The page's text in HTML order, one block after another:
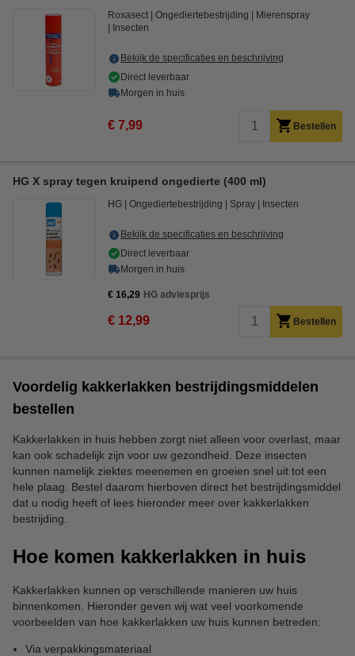
Roxasect Ongediertebestrijding
Mierenspray
Insecten
Bekijk de specificaties en beschrijving
Direct leverbaar
Morgen in huis
€ 7,99 Bestellen
HG X spray tegen kruipend ongedierte (400 ml)
HG Ongediertebestrijding Spray Insecten
Bekijk de specificaties en beschrijving
Direct leverbaar
Morgen in huis
€ 16,29 HG adviesprijs
€ 12,99 Bestellen
Voordelig kakkerlakken bestrijdingsmiddelen
bestellen
Kakkerlakken in huis hebben zorgt niet alleen voor overlast, maar
kan ook schadelijk zijn voor uw gezondheid. Deze insecten
kunnen namelijk ziektes meenemen en groeien snel uit tot een
hele plaag. Bestel daarom hierboven direct het bestrijdingsmiddel
dat u nodig heeft of lees hieronder meer over kakkerlakken
bestrijding.
Hoe komen kakkerlakken in huis
Kakkerlakken kunnen op verschillende manieren uw huis
binnenkomen. Hieronder geven wij wat veel voorkomende
voorbeelden van hoe kakkerlakken uw huis kunnen betreden:
Via verpakkingsmateriaal